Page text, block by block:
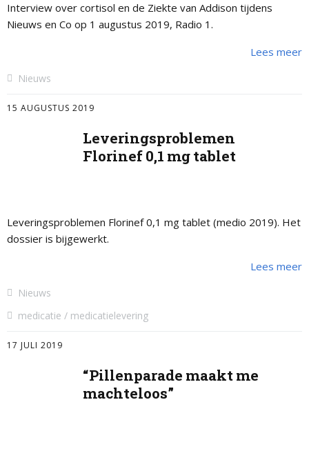
Interview over cortisol en de Ziekte van Addison tijdens
Nieuws en Co op 1 augustus 2019, Radio 1.
Lees meer
Nieuws
15 AUGUSTUS 2019
Leveringsproblemen
Florinef 0,1 mg tablet
Leveringsproblemen Florinef 0,1 mg tablet (medio 2019). Het
dossier is bijgewerkt.
Lees meer
Nieuws
medicatie
medicatielevering
17 JULI 2019
“Pillenparade maakt me
machteloos”